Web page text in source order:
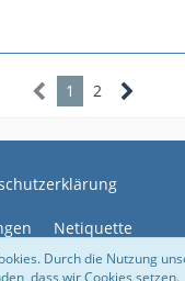
1 2
Netiquette
Durch die Nutzung
dass wir Cookies setzen.